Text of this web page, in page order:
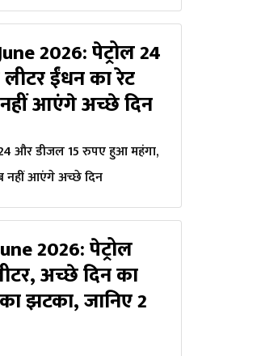
2026: पेट्रोल 24
ईंधन का रेट
आएंगे अच्छे दिन
और डीजल 15 रुपए हुआ महंगा,
नहीं आएंगे अच्छे दिन
2026: पेट्रोल
अच्छे दिन का
झटका, जानिए 2